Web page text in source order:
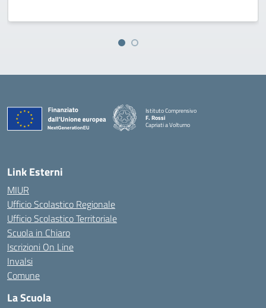
Istituto Comprensivo
F. Rossi
Capriati a Volturno
— Visita la pagina iniziale della scuola
Link Esterni
MIUR
Ufficio Scolastico Regionale
Ufficio Scolastico Territoriale
Scuola in Chiaro
Iscrizioni On Line
Invalsi
Comune
La Scuola